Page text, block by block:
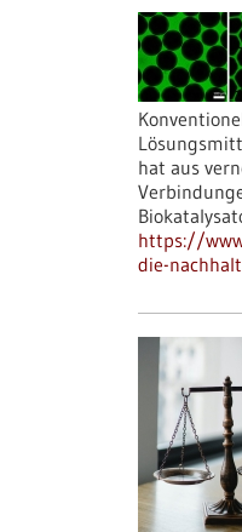
hat aus
https://
die-